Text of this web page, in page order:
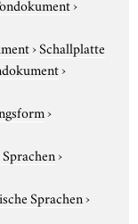
›
›Schallplatte
›
›
›
Sprachen›